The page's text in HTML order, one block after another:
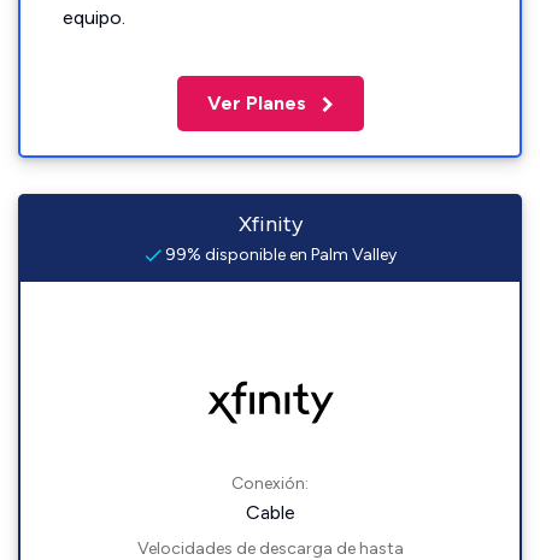
equipo.
Ver Planes
Xfinity
99% disponible en Palm Valley
Conexión:
Cable
Velocidades de descarga de hasta